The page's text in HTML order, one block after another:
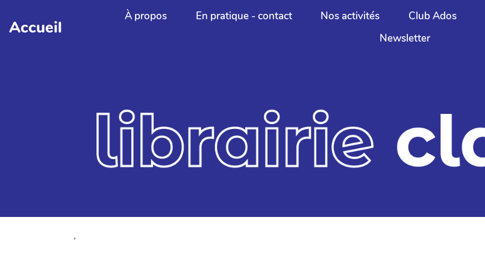
Aller au contenu principal
Accueil
À propos En pratique - contact Nos activités Club Ados
Newsletter
,